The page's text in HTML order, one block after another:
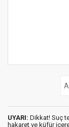
UYARI: Dikkat! Suç
hakaret ve küfür